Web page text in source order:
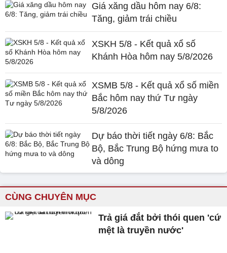
Giá xăng dầu hôm nay 6/8:
Tăng, giảm trái chiều
XSKH 5/8 - Kết quả xổ số
Khánh Hòa hôm nay 5/8/2026
XSMB 5/8 - Kết quả xổ số miền
Bắc hôm nay thứ Tư ngày
5/8/2026
Dự báo thời tiết ngày 6/8: Bắc
Bộ, Bắc Trung Bộ hứng mưa to
và dông
CÙNG CHUYÊN MỤC
Trả giá đắt bởi thói quen 'cứ
mệt là truyền nước'